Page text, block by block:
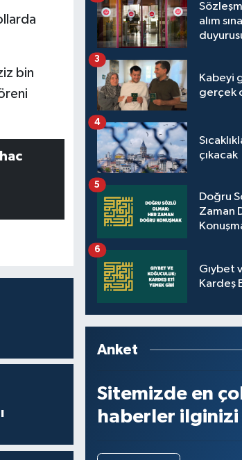
bin
alım
Kabeyi
gerçek
3
çıkacak
4
Doğru
Zaman
5
Gıybet
Kardeş
6
Anket
Sitemizde en
haberler